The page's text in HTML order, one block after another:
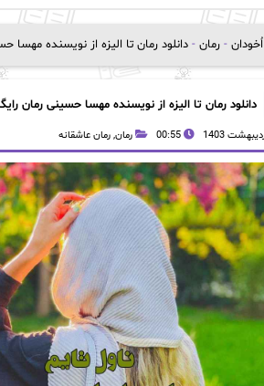
اُخودان - رمان - دانلود رمان تا الیزه از نویسنده مهسا
دانلود رمان تا الیزه از نویسنده مهسا حسینی رمان
00:55 رمان, رمان عاشقانه